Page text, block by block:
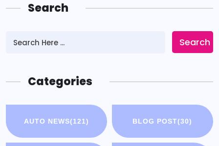
Search
Search
Categories
AUTO NEWS(121) BLOG POST(30)